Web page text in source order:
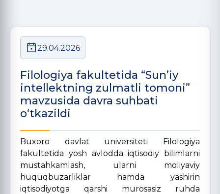
29.04.2026
Filologiya fakultetida “Sun’iy
intellektning zulmatli tomoni”
mavzusida davra suhbati
o‘tkazildi
Buxoro davlat universiteti Filologiya
fakultetida yosh avlodda iqtisodiy bilimlarni
mustahkamlash, ularni moliyaviy
huquqbuzarliklar hamda yashirin
iqtisodiyotga qarshi murosasiz ruhda